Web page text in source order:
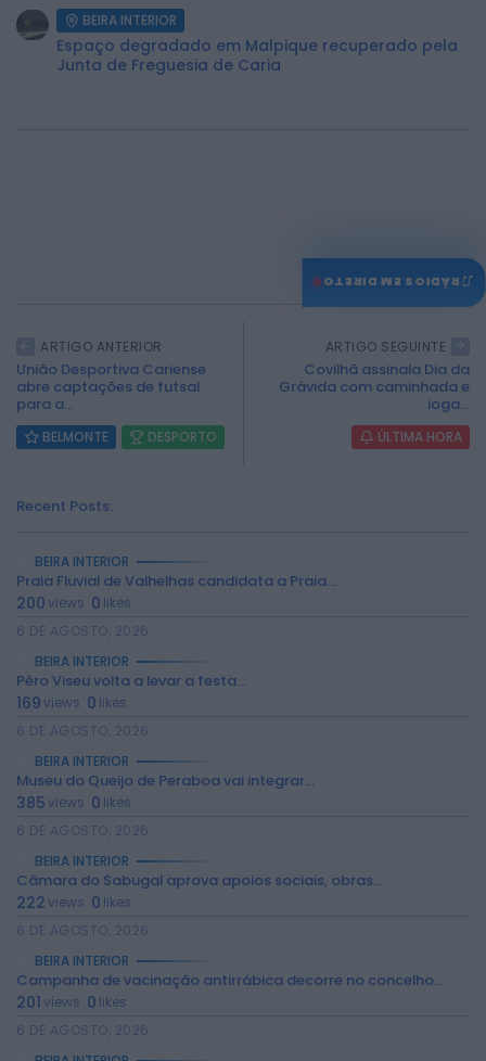
2026 Rádio Caria. Todos os direitos
BEIRA INTERIOR
Espaço degradado em Malpique recuperado pela
Junta de Freguesia de Caria
0
ARTIGO ANTERIOR
União Desportiva Cariense
abre captações de futsal
para a...
BELMONTE DESPORTO
ARTIGO SEGUINTE
Covilhã assinala Dia da
Grávida com caminhada e
ioga...
ÚLTIMA HORA
Recent Posts:
BEIRA INTERIOR
Praia Fluvial de Valhelhas candidata a Praia...
200views 0 likes
6 DE AGOSTO, 2026
BEIRA INTERIOR
Pêro Viseu volta a levar a festa...
169views 0 likes
6 DE AGOSTO, 2026
BEIRA INTERIOR
Museu do Queijo de Peraboa vai integrar...
385views 0 likes
6 DE AGOSTO, 2026
BEIRA INTERIOR
Câmara do Sabugal aprova apoios sociais, obras...
222views 0 likes
6 DE AGOSTO, 2026
BEIRA INTERIOR
Campanha de vacinação antirrábica decorre no concelho...
201views 0 likes
6 DE AGOSTO, 2026
♫
RÁDIOS EM DIRETO